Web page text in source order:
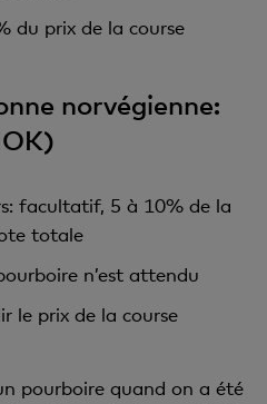
du prix de la course
norvégienne:
facultatif, 5 à 10% de la
totale
n’est attendu
le prix de la course
pourboire quand on a été